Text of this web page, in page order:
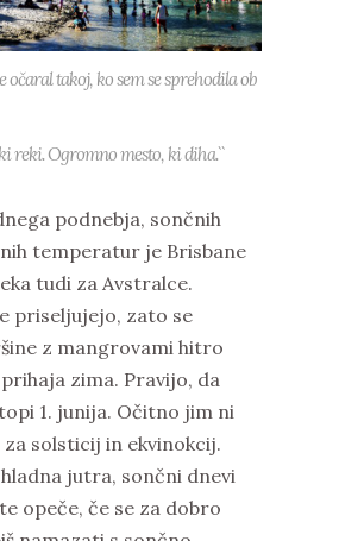
očaral takoj, ko sem se sprehodila ob
reki. Ogromno mesto, ki diha.``
podnebja, sončnih
temperatur je Brisbane
tudi za Avstralce.
priseljujejo, zato se
z mangrovami hitro
zima. Pravijo, da
1. junija. Očitno jim ni
solsticij in ekvinokcij.
jutra, sončni dnevi
opeče, če se za dobro